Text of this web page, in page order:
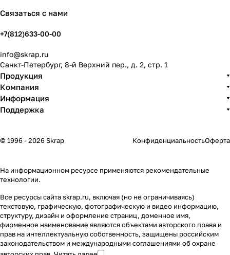
Связаться с нами
+7(812)633-00-00
info@skrap.ru
Санкт-Петербург, 8-й Верхний пер., д. 2, стр. 1
Продукция
Компания
Информация
Поддержка
© 1996 - 2026 Skrap КонфиденциальностьОферта
На информационном ресурсе применяются рекомендательные
технологии.
Все ресурсы сайта skrap.ru, включая (но не ограничиваясь)
текстовую, графическую, фотографическую и видео информацию,
структуру, дизайн и оформление страниц, доменное имя,
фирменное наименование являются объектами авторского права и
прав на интеллектуальную собственность, защищены российским
законодательством и международными соглашениями об охране